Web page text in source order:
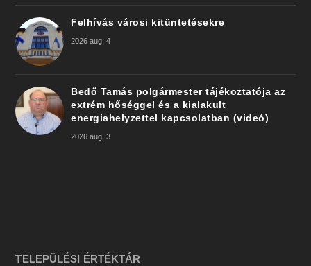
Felhívás városi kitüntetésekre
2026 aug. 4
Bedő Tamás polgármester tájékoztatója az
extrém hőséggel és a kialakult
energiahelyzettel kapcsolatban (videó)
2026 aug. 3
TELEPÜLÉSI ÉRTÉKTÁR